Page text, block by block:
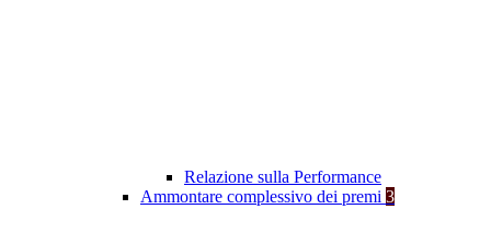
Relazione sulla Performance
Ammontare complessivo dei premi 3